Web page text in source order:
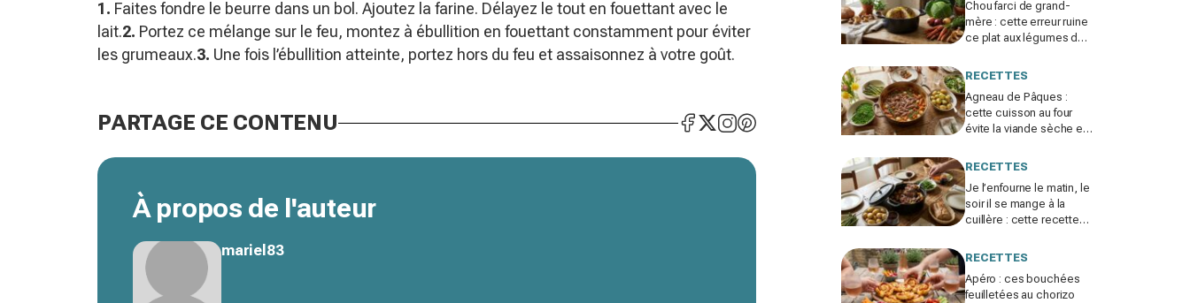
1. Faites fondre le beurre dans un bol. Ajoutez la farine. Délayez le tout en fouettant avec le
lait.2. Portez ce mélange sur le feu, montez à ébullition en fouettant constamment pour éviter
les grumeaux.3. Une fois l’ébullition atteinte, portez hors du feu et assaisonnez à votre goût.
PARTAGE CE CONTENU
À propos de l'auteur
mariel83
Chou farci de grand-
mère : cette erreur ruine
ce plat aux légumes du
cet hiver
RECETTES
Agneau de Pâques :
cette cuisson au four
évite la viande sèche et
la mange à la cuillère
RECETTES
Je l’enfourne le matin, le
soir il se mange à la
cuillère : cette recette
vous obséder
RECETTES
Apéro : ces bouchées
feuilletées au chorizo